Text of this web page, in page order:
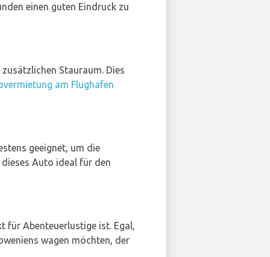
einen guten Eindruck zu
Stauraum. Dies
am Flughafen
geeignet, um die
Auto ideal für den
für Abenteuerlustige ist. Egal,
wagen möchten, der